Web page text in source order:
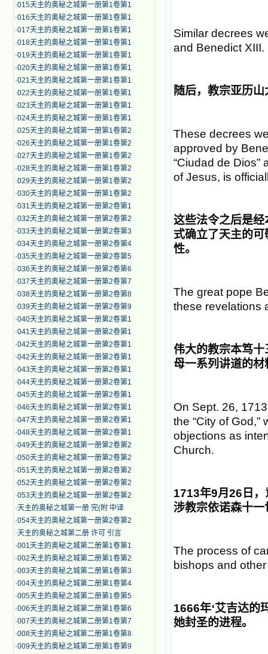
·015天主的奥秘之城第一册第1卷第1
·016天主的奥秘之城第一册第1卷第1
·017天主的奥秘之城第一册第1卷第1
·018天主的奥秘之城第一册第1卷第1
·019天主的奥秘之城第一册第1卷第1
·020天主的奥秘之城第一册第1卷第1
·021天主的奥秘之城第一册第1卷第1
·022天主的奥秘之城第一册第1卷第1
·023天主的奥秘之城第一册第1卷第1
·024天主的奥秘之城第一册第1卷第1
·025天主的奥秘之城第一册第1卷第2
·026天主的奥秘之城第一册第1卷第2
·027天主的奥秘之城第一册第1卷第2
·028天主的奥秘之城第一册第1卷第2
·029天主的奥秘之城第一册第1卷第2
·030天主的奥秘之城第一册第1卷第2
·031天主的奥秘之城第一册第2卷第1
·032天主的奥秘之城第一册第2卷第2
·033天主的奥秘之城第一册第2卷第3
·034天主的奥秘之城第一册第2卷第4
·035天主的奥秘之城第一册第2卷第5
·036天主的奥秘之城第一册第2卷第6
·037天主的奥秘之城第一册第2卷第7
·038天主的奥秘之城第一册第2卷第8
·039天主的奥秘之城第一册第2卷第9
·040天主的奥秘之城第一册第2卷第1
·041天主的奥秘之城第一册第2卷第1
·042天主的奥秘之城第一册第2卷第1
·042天主的奥秘之城第一册第2卷第1
·043天主的奥秘之城第一册第2卷第1
·044天主的奥秘之城第一册第2卷第1
·045天主的奥秘之城第一册第2卷第1
·046天主的奥秘之城第一册第2卷第1
·047天主的奥秘之城第一册第2卷第1
·048天主的奥秘之城第一册第2卷第1
·049天主的奥秘之城第一册第2卷第2
·050天主的奥秘之城第一册第2卷第2
·051天主的奥秘之城第一册第2卷第2
·052天主的奥秘之城第一册第2卷第2
·053天主的奥秘之城第一册第2卷第2
·天主的奥秘之城第一册 完(附 中译
·054天主的奥秘之城第一册第2卷第2
·天主的奥秘之城第二册 许可 引言
·001天主的奥秘之城第二册第1卷第1
·002天主的奥秘之城第二册第1卷第2
·003天主的奥秘之城第二册第1卷第3
·004天主的奥秘之城第二册第1卷第4
·005天主的奥秘之城第二册第1卷第5
·006天主的奥秘之城第二册第1卷第6
·007天主的奥秘之城第二册第1卷第7
·008天主的奥秘之城第二册第1卷第8
·009天主的奥秘之城第二册第1卷第9
Similar decrees
and Benedict XIII.
随后，教宗亚历
These decrees
approved by
“Ciudad de
of Jesus, is
这些法令之后是
式确立了天主的可
性。
The great pope
these revelations
伟大的教宗本笃
母一系列讲道的材
On Sept. 26,
the “City of
objections as
Church.
1713年9月 26 日
涉教宗依诺森十
The process of
bishops and
1666年‘艾吉达的
她封圣的进程。